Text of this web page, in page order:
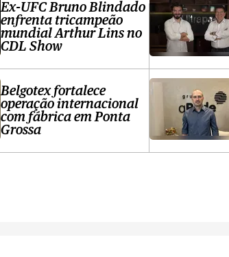
Ex-UFC Bruno Blindado
enfrenta tricampeão
mundial Arthur Lins no
CDL Show
Belgotex fortalece
operação internacional
com fábrica em Ponta
Grossa